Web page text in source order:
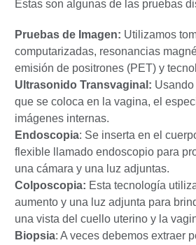
Estas son algunas de las pruebas
Pruebas de Imagen: Utilizamos
computarizadas, resonancias
emisión de positrones (PET) y
Ultrasonido Transvaginal: Usando
que se coloca en la vagina, el
imágenes internas.
Endoscopia: Se inserta en el
flexible llamado endoscopio para
una cámara y una luz adjuntas.
Colposcopia: Esta tecnología
aumento y una luz adjunta para
una vista del cuello uterino y la
Biopsia: A veces debemos extraer